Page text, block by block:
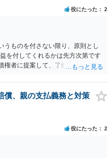
役にたった 2
うものを付さない限り、原則とし
を付してくれるかは先方次第です
権者に提案して、了解してもらえ
償、親の支払義務と対策
役にたった 2